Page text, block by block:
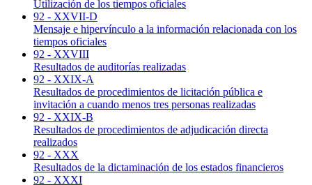
Utilización de los tiempos oficiales
92 - XXVII-D
Mensaje e hipervínculo a la información relacionada con los
tiempos oficiales
92 - XXVIII
Resultados de auditorías realizadas
92 - XXIX-A
Resultados de procedimientos de licitación pública e
invitación a cuando menos tres personas realizadas
92 - XXIX-B
Resultados de procedimientos de adjudicación directa
realizados
92 - XXX
Resultados de la dictaminación de los estados financieros
92 - XXXI